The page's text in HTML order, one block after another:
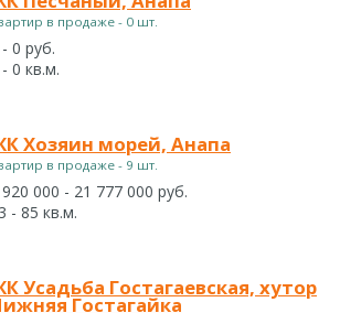
в продаже - 0 шт.
0 руб.
0 кв.м.
Хозяин морей, Анапа
в продаже - 9 шт.
000 - 21 777 000 руб.
- 85 кв.м.
Усадьба Гостагаевская, хутор
Гостагайка